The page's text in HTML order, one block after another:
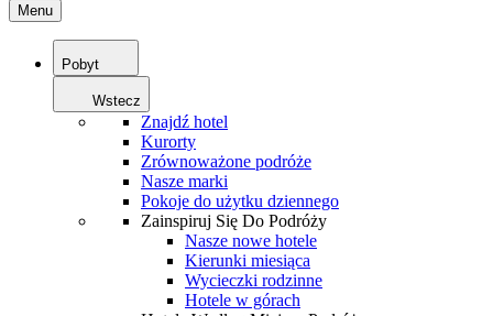
Menu
Pobyt
Wstecz
Znajdź hotel
Kurorty
Zrównoważone podróże
Nasze marki
Pokoje do użytku dziennego
Zainspiruj Się Do Podróży
Nasze nowe hotele
Kierunki miesiąca
Wycieczki rodzinne
Hotele w górach